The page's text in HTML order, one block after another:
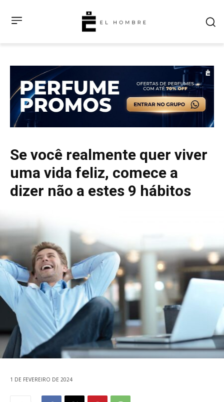
Se você realmente quer viver
uma vida feliz, comece a
dizer não a estes 9 hábitos
1 DE FEVEREIRO DE 2024